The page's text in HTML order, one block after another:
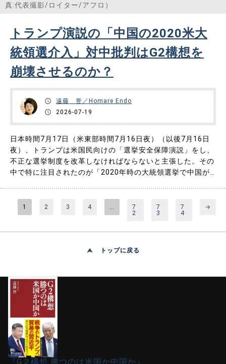
真:代表撮影/ロイター/アフロ）
トランプ演説の「中国の2020米大
統領選介入」対中批判はG2構想を
崩壊させるのか？
遠藤 誉／Homare Endo
2026-07-19
日本時間7月17日（米東部時間7月16日夜）（以後7月16日
夜）、トランプは米国民向けの「選挙安全保障演説」をし、
不正な選挙制度を改革しなければならないと主張した。その
中で特に注目されたのが「2020年時の大統領選挙で中国が
挙で敗北する可能性に対する予防戦で、またトランプの「不
正選挙論」……
1 2 3 4
7
2
7
3
7
4
→
トップに戻る
『G２構想 勝つのは米国か中国か』